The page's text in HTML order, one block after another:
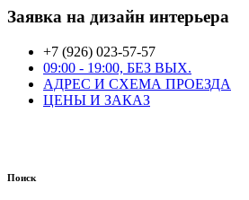
Заявка на дизайн интерьера
+7 (926) 023-57-57
09:00 - 19:00, БЕЗ ВЫХ.
АДРЕС И СХЕМА ПРОЕЗДА
ЦЕНЫ И ЗАКАЗ
Поиск